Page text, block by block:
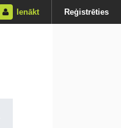
Ienākt Reģistrēties